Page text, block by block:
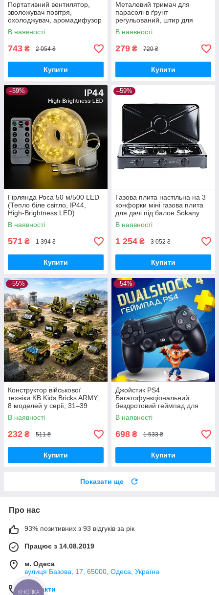
Портативний вентилятор,
зволожувач повітря,
охолоджувач, аромадифузор
FH-666
В наявності
743 ₴ 2 054 ₴
Купити
Металевий тримач для
парасолі в ґрунт
регульований, штир для
садової парасолі з
фіксатором
В наявності
279 ₴ 720 ₴
Купити
–59%
Гірлянда Роса 50 м/500 LED
(Тепло біле світло, IP44,
High-Brightness LED)
В наявності
571 ₴ 1 394 ₴
Купити
–59%
Газова плита настільна на 3
конфорки міні газова плита
для дачі під балон Sokany
В наявності
1 254 ₴ 3 052 ₴
Купити
–55%
Конструктор військової
техніки KB Kids Bricks ARMY,
8 моделей у серії, 31–39
деталей, 6+
В наявності
232 ₴ 511 ₴
Купити
–54%
Джойстик PS4
Багатофункціональний
бездротовий геймпад для
Bluetooth-консолі з подвійною
вібрацією DualShock 4 V3.5
PlayStation 4,
В наявності
698 ₴ 1 533 ₴
Купити
Показати ще
Про нас
93% позитивних з 93 відгуків за рік
Працює з 14.08.2019
м. Одеса
вулиця Базова, 17, 65000, Одеса, Україна
Контакти
КНОПКА